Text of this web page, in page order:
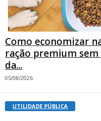
Como economizar
ração premium
da...
05/08/2026
UTILIDADE PÚBLICA